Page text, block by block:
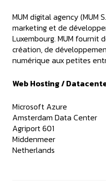
MUM digital agency (MUM
marketing et de
Luxembourg. MUM fournit
création, de
numérique aux petites
Web Hosting /
Microsoft Azure
Amsterdam Data Center
Agriport 601
Middenmeer
Netherlands